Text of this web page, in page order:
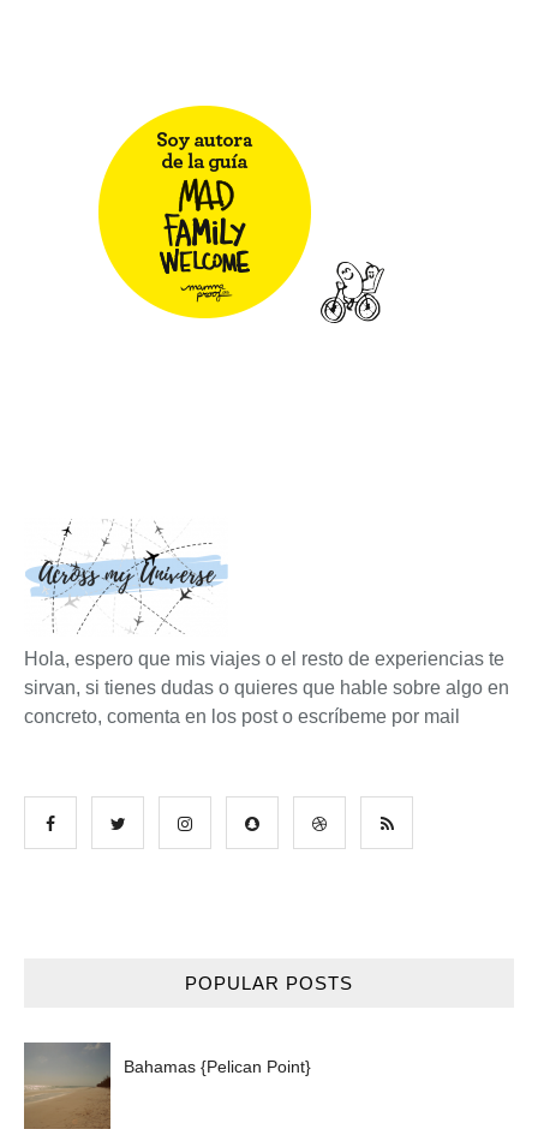
Hola, espero que mis viajes o el resto de experiencias te
sirvan, si tienes dudas o quieres que hable sobre algo en
concreto, comenta en los post o escríbeme por mail
POPULAR POSTS
Bahamas {Pelican Point}